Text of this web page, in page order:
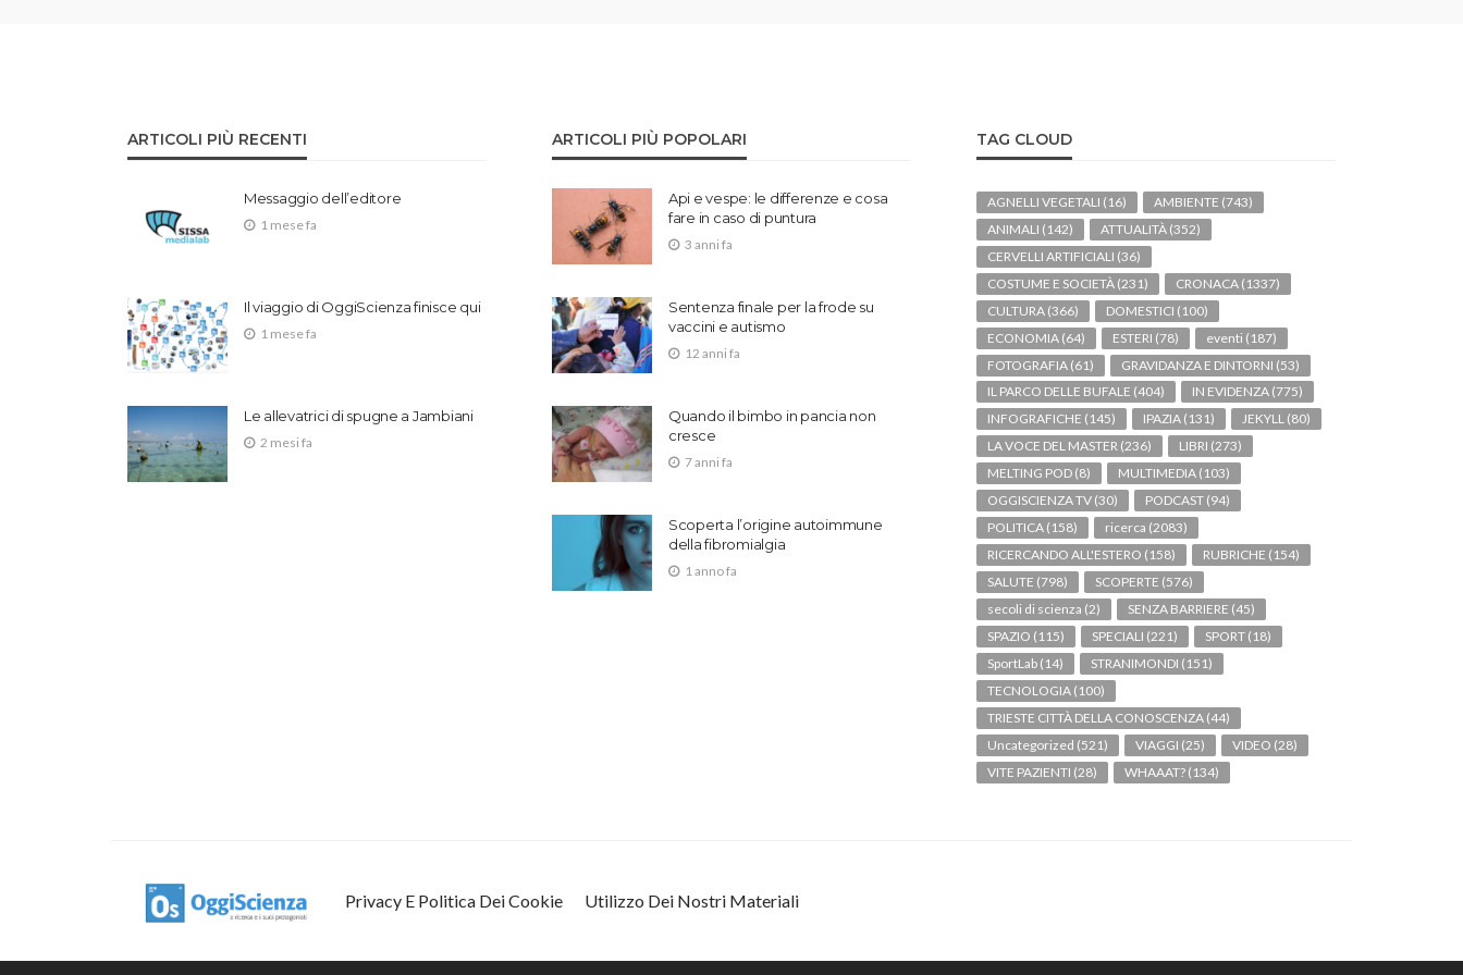
ARTICOLI PIÙ RECENTI
Messaggio dell’editore
1 mese fa
Il viaggio di OggiScienza finisce qui
1 mese fa
Le allevatrici di spugne a Jambiani
2 mesi fa
ARTICOLI PIÙ POPOLARI
Api e vespe: le differenze e cosa
fare in caso di puntura
3 anni fa
Sentenza finale per la frode su
vaccini e autismo
12 anni fa
Quando il bimbo in pancia non
cresce
7 anni fa
Scoperta l’origine autoimmune
della fibromialgia
1 anno fa
TAG CLOUD
AGNELLI VEGETALI (16) AMBIENTE (743)
ANIMALI (142) ATTUALITÀ (352)
CERVELLI ARTIFICIALI (36)
COSTUME E SOCIETÀ (231) CRONACA (1337)
CULTURA (366) DOMESTICI (100)
ECONOMIA (64) ESTERI (78) eventi (187)
FOTOGRAFIA (61) GRAVIDANZA E DINTORNI (53)
IL PARCO DELLE BUFALE (404) IN EVIDENZA (775)
INFOGRAFICHE (145) IPAZIA (131) JEKYLL (80)
LA VOCE DEL MASTER (236) LIBRI (273)
MELTING POD (8) MULTIMEDIA (103)
OGGISCIENZA TV (30) PODCAST (94)
POLITICA (158) ricerca (2083)
RICERCANDO ALL'ESTERO (158) RUBRICHE (154)
SALUTE (798) SCOPERTE (576)
secoli di scienza (2) SENZA BARRIERE (45)
SPAZIO (115) SPECIALI (221) SPORT (18)
SportLab (14) STRANIMONDI (151)
TECNOLOGIA (100)
TRIESTE CITTÀ DELLA CONOSCENZA (44)
Uncategorized (521) VIAGGI (25) VIDEO (28)
VITE PAZIENTI (28) WHAAAT? (134)
Privacy E Politica Dei Cookie Utilizzo Dei Nostri Materiali